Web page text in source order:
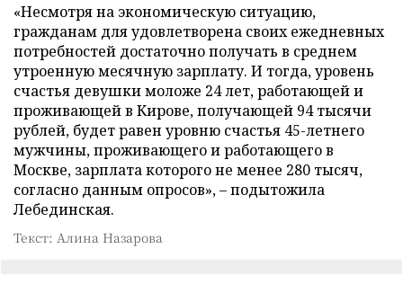
«Несмотря на экономическую ситуацию,
гражданам для удовлетворена своих ежедневных
потребностей достаточно получать в среднем
утроенную месячную зарплату. И тогда, уровень
счастья девушки моложе 24 лет, работающей и
проживающей в Кирове, получающей 94 тысячи
рублей, будет равен уровню счастья 45-летнего
мужчины, проживающего и работающего в
Москве, зарплата которого не менее 280 тысяч,
согласно данным опросов», – подытожила
Лебединская.
Текст: Алина Назарова